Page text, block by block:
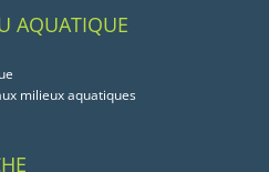
AQUATIQUE
milieux aquatiques